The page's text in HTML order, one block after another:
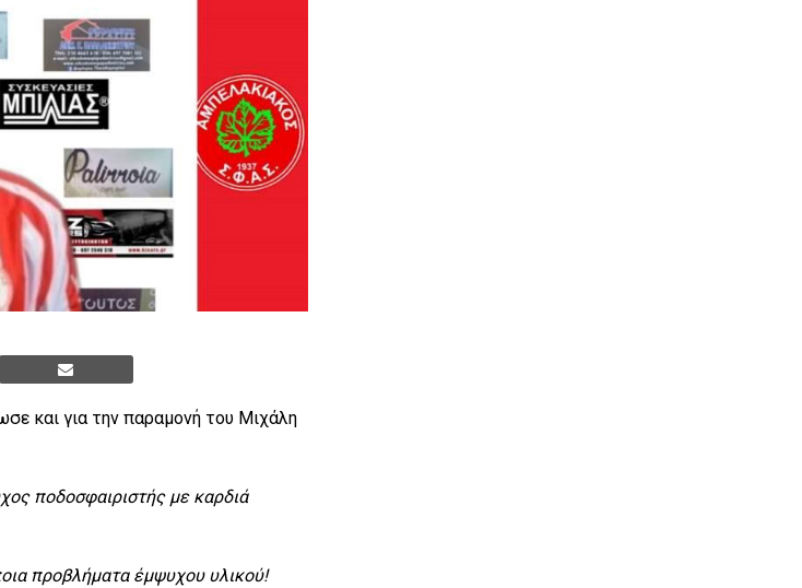
και για την παραμονή του Μιχάλη
ποδοσφαιριστής με καρδιά
προβλήματα έμψυχου υλικού!